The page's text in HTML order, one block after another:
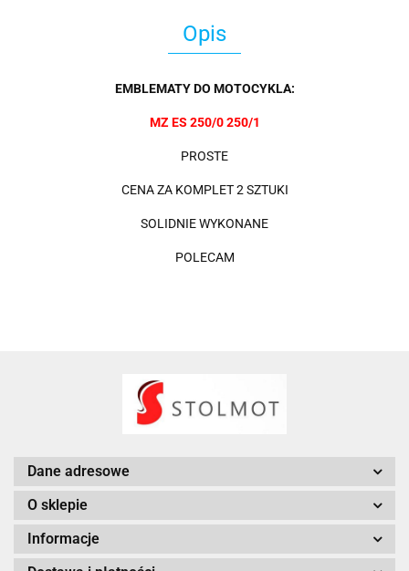
Opis
EMBLEMATY DO MOTOCYKLA:
MZ ES 250/0 250/1
PROSTE
CENA ZA KOMPLET 2 SZTUKI
SOLIDNIE WYKONANE
POLECAM
Dane adresowe
O sklepie
Informacje